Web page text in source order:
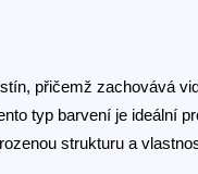
přičemž zachovává
typ barvení je ideální
strukturu a